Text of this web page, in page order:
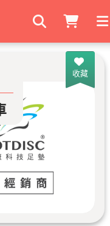
搜尋商家
收藏
FOOTDISC